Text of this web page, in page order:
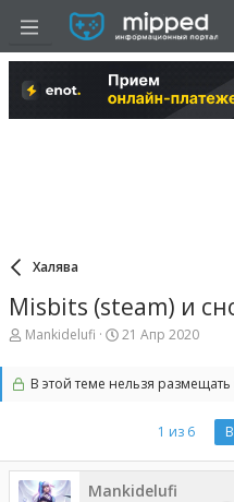
Халява
Misbits (steam) и
А
о
ы
Mankidelufi
Д
а
л
а
21 Апр 2020
В этой теме нельзя
1 из 6
Mankidelufi